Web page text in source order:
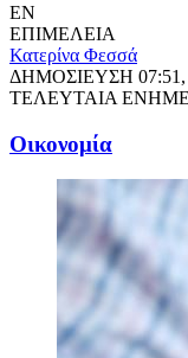
EN
ΕΠΙΜΕΛΕΙΑ
Κατερίνα Φεσσά
ΔΗΜΟΣΙΕΥΣΗ
ΤΕΛΕΥΤΑΙΑ
Oικονομία